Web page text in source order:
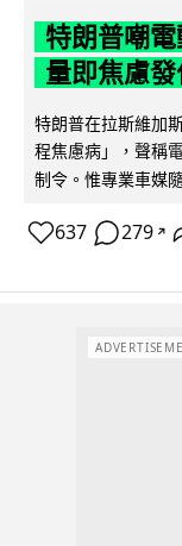
特朗普嘲
量即焦慮
特朗普在拉斯維加
程焦慮病」，聲稱
制令。惟專業車媒
637 279 ↗